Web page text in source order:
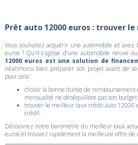
Prêt auto 12000 euros : trouver
Vous souhaitez acquérir une automobile et
euros ? Qu'il s'agisse d'une automobile neuve ou
12000 euros est une solution de
néanmoins bien préparer son projet avant de
pour cela :
choisir la bonne durée de remboursement
mensualité ne déséquilibre pas son budget
trouver le meilleur taux crédit auto 12000
crédit.
Découvrez notre baromètre du meilleur taux
euros et trouvez rapidement la meilleure offre de